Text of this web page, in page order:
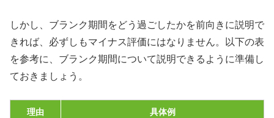
しかし、ブランク期間をどう過ごしたかを前向きに説明で
きれば、必ずしもマイナス評価にはなりません。以下の表
を参考に、ブランク期間について説明できるように準備し
ておきましょう。
理由 具体例